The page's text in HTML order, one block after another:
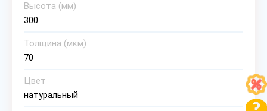
Высота (мм)
300
Толщина (мкм)
70
Цвет
натуральный